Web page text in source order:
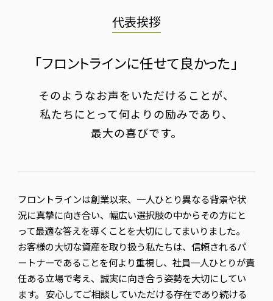
代表挨拶
「フロントラインに任せて良かった 」
そのようなお声をいただけることが、
私たちにとって何よりの励みであり、
最大の喜びです。
フロントラインは創業以来、一人ひとり異なる背景や状
況に真摯に向き合い、幅広い選択肢の中からその方にと
って最適な答えを導くことを大切にしてまいりました。
お客様の大切な資産を取り扱う私たちは、信頼されるパ
ートナーであることを何より重視し、社員一人ひとりが責
任ある立場で考え、誠実に向き合う姿勢を大切にしてい
ます。 安心してご相談していただける存在であり続ける